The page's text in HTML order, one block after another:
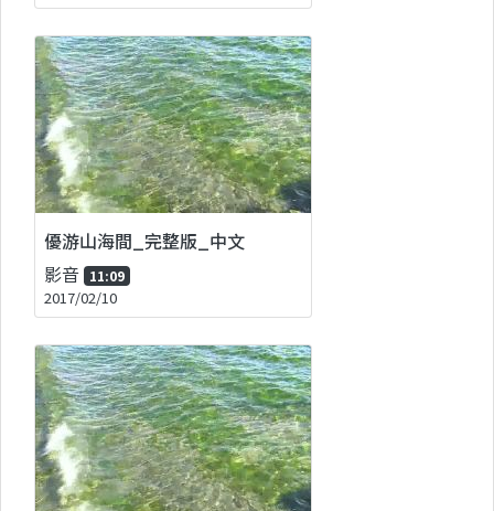
優游山海間_完整版_中文
影音 11:09
2017/02/10